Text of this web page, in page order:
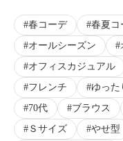
春コーデ 春夏コ
オールシーズン
オフィスカジュアル
フレンチ
ゆった
70代
ブラウス
Ｓサイズ
やせ型